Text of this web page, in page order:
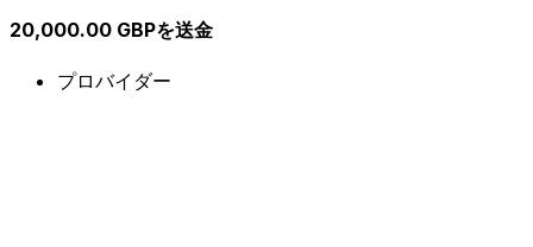
20,000.00 GBPを送金
プロバイダー